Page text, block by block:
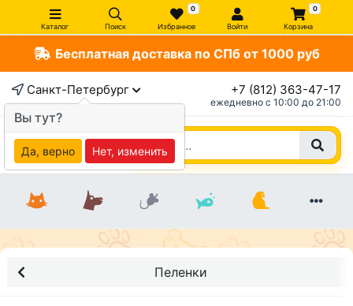
Каталог Поиск
0
Избранное Войти
0
Корзина
Бесплатная доставка по СПб от 1000 руб
Санкт-Петербург +7 (812) 363-47-17
ежедневно c 10:00 до 21:00
Пеленки
Вы тут?
Да, верно Нет, изменить